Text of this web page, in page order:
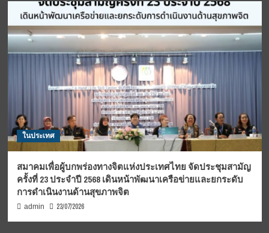
ในประเทศ
สมาคมเพื่อผู้บกพร่องทางจิตแห่งประเทศไทย จัดประชุมสามัญ
ครั้งที่ 23 ประจำปี 2568 เดินหน้าพัฒนาเครือข่ายและยกระดับ
การดำเนินงานด้านสุขภาพจิต
admin 23/07/2026